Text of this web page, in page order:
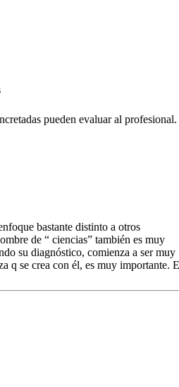
pueden evaluar al profesional.
bastante distinto a otros
de “ ciencias” también es muy
su diagnóstico, comienza a ser muy
q se crea con él, es muy importante.